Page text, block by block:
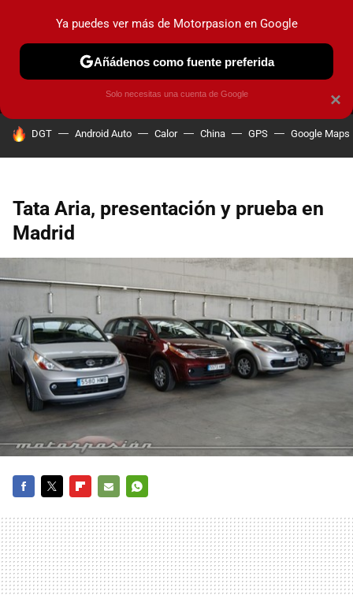
MENÚ NUEVO
COCHES ELÉCTRICOS OBSERVATORIO
HOY SE HABLA DE
DGT Android Auto Calor China GPS Google Maps
Tata Aria, presentación y prueba en
Madrid
MAIL
×
Ya puedes ver más de Motorpasion en Google
Añádenos como fuente preferida
Solo necesitas una cuenta de Google